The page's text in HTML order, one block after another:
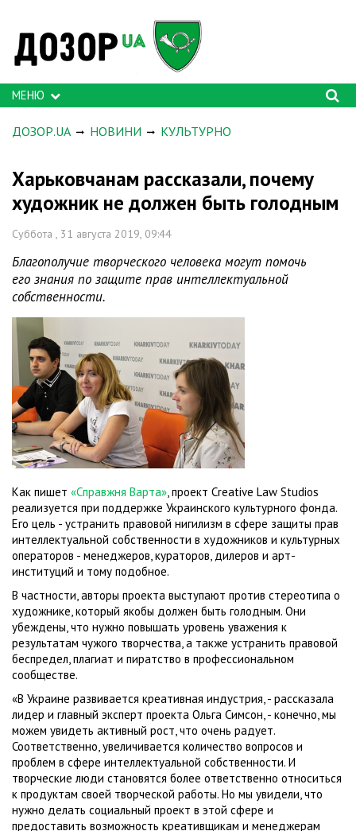
МЕНЮ
ДОЗОР.UA НОВИНИ КУЛЬТУРНО
Харьковчанам рассказали, почему
художник не должен быть голодным
Суббота , 31 августа 2019, 09:44
Благополучие творческого человека могут помочь
его знания по защите прав интеллектуальной
собственности.
Как пишет «Справжня Варта», проект Creative Law Studios
реализуется при поддержке Украинского культурного фонда.
Его цель - устранить правовой нигилизм в сфере защиты прав
интеллектуальной собственности в художников и культурных
операторов - менеджеров, кураторов, дилеров и арт-
институций и тому подобное.
В частности, авторы проекта выступают против стереотипа о
художнике, который якобы должен быть голодным. Они
убеждены, что нужно повышать уровень уважения к
результатам чужого творчества, а также устранить правовой
беспредел, плагиат и пиратство в профессиональном
сообществе.
«В Украине развивается креативная индустрия, - рассказала
лидер и главный эксперт проекта Ольга Симсон, - конечно, мы
можем увидеть активный рост, что очень радует.
Соответственно, увеличивается количество вопросов и
проблем в сфере интеллектуальной собственности. И
творческие люди становятся более ответственно относиться
к продуктам своей творческой работы. Но мы увидели, что
нужно делать социальный проект в этой сфере и
предоставить возможность креативщикам и менеджерам